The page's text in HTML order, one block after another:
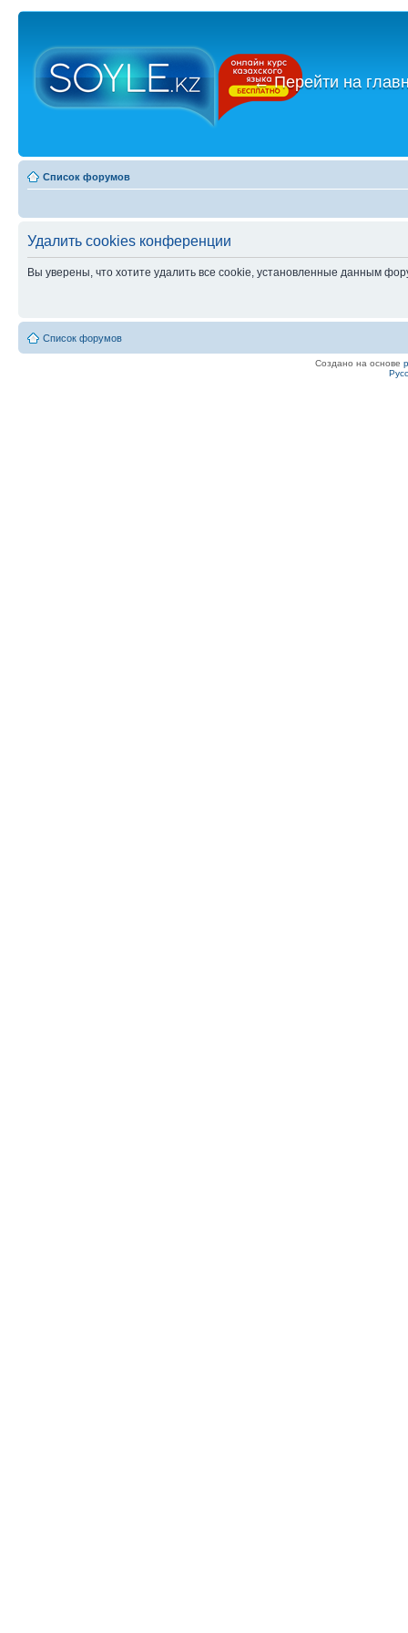
←Перейти на
Список форумов
Удалить cookies конференции
Вы уверены, что хотите удалить все cookie, установленные данным
Список форумов
Создано на основе